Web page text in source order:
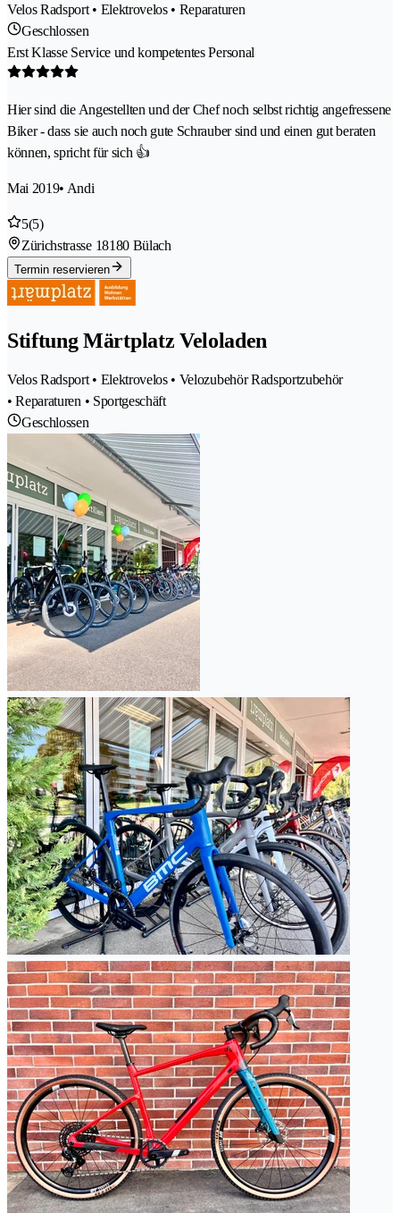
Velos Radsport • Elektrovelos • Reparaturen
Geschlossen
Erst Klasse Service und kompetentes Personal
Hier sind die Angestellten und der Chef noch selbst richtig angefressene
Biker - dass sie auch noch gute Schrauber sind und einen gut beraten
können, spricht für sich 👍
Mai 2019• Andi
5(5)
Zürichstrasse 18180 Bülach
Termin reservieren
Stiftung Märtplatz Veloladen
Velos Radsport • Elektrovelos • Velozubehör Radsportzubehör
• Reparaturen • Sportgeschäft
Geschlossen